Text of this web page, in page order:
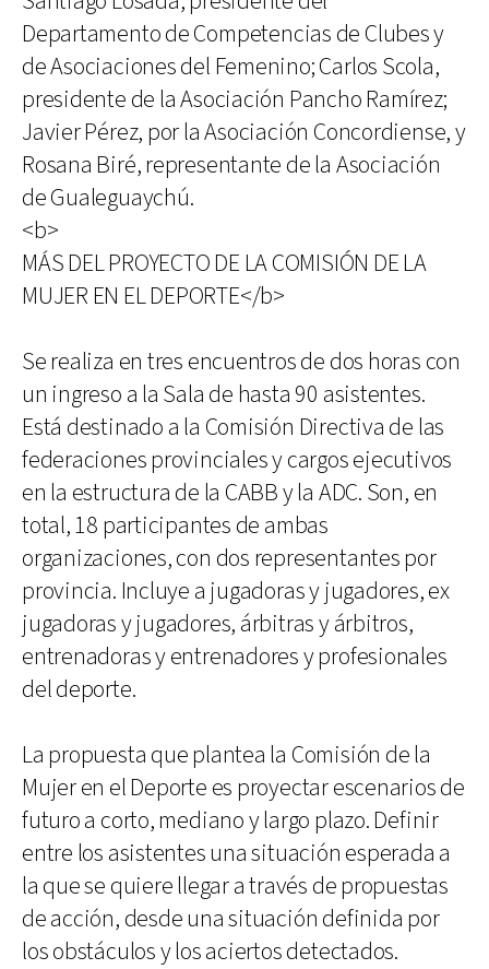
Departamento de Competencias de Clubes y
de Asociaciones del Femenino; Carlos Scola,
presidente de la Asociación Pancho Ramírez;
Javier Pérez, por la Asociación Concordiense, y
Rosana Biré, representante de la Asociación
de Gualeguaychú.
<b>
MÁS DEL PROYECTO DE LA COMISIÓN DE LA
MUJER EN EL DEPORTE</b>
Se realiza en tres encuentros de dos horas con
un ingreso a la Sala de hasta 90 asistentes.
Está destinado a la Comisión Directiva de las
federaciones provinciales y cargos ejecutivos
en la estructura de la CABB y la ADC. Son, en
total, 18 participantes de ambas
organizaciones, con dos representantes por
provincia. Incluye a jugadoras y jugadores, ex
jugadoras y jugadores, árbitras y árbitros,
entrenadoras y entrenadores y profesionales
del deporte.
La propuesta que plantea la Comisión de la
Mujer en el Deporte es proyectar escenarios de
futuro a corto, mediano y largo plazo. Definir
entre los asistentes una situación esperada a
la que se quiere llegar a través de propuestas
de acción, desde una situación definida por
los obstáculos y los aciertos detectados.